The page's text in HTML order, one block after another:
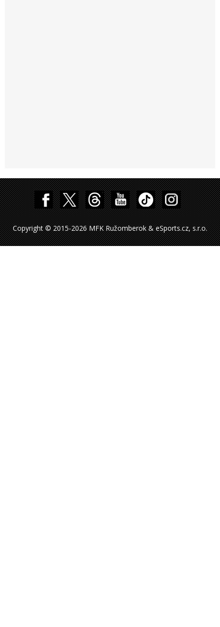
Copyright © 2015-2026 MFK Ružomberok & eSports.cz, s.r.o.